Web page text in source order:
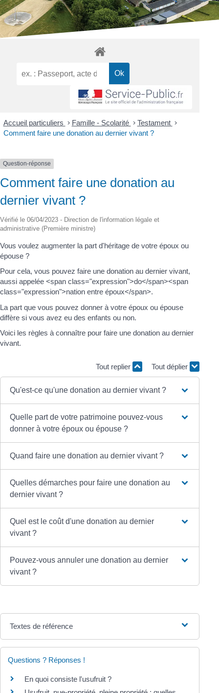
Accueil particuliers > Famille - Scolarité > Testament >
Comment faire une donation au dernier vivant ?
Question-réponse
Comment faire une donation au
dernier vivant ?
Vérifié le 06/04/2023 - Direction de l'information légale et
administrative (Première ministre)
Vous voulez augmenter la part d'héritage de votre époux ou
épouse ?
Pour cela, vous pouvez faire une donation au dernier vivant,
aussi appelée <span class="expression">do</span><span
class="expression">nation entre époux</span>.
La part que vous pouvez donner à votre époux ou épouse
diffère si vous avez eu des enfants ou non.
Voici les règles à connaître pour faire une donation au dernier
vivant.
Tout replier Tout déplier
Qu'est-ce qu'une donation au dernier vivant ?
Quelle part de votre patrimoine pouvez-vous
donner à votre époux ou épouse ?
Quand faire une donation au dernier vivant ?
Quelles démarches pour faire une donation au
dernier vivant ?
Quel est le coût d'une donation au dernier
vivant ?
Pouvez-vous annuler une donation au dernier
vivant ?
Textes de référence
Questions ? Réponses !
En quoi consiste l'usufruit ?